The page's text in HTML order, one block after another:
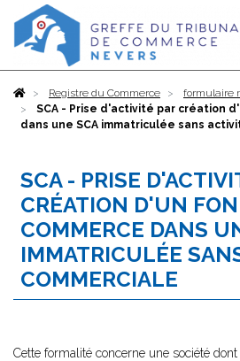
AccueilRegistre du Commerce
formulaire
SCA - Prise d'activité par création
dans une SCA immatriculée sans
SCA - PRISE
CRÉATION D'UN
COMMERCE DANS
IMMATRICULÉE
COMMERCIALE
Cette formalité concerne une société